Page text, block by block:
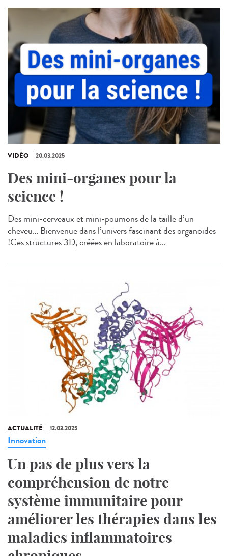
VIDÉO 20.03.2025
Des mini-organes pour la
science !
Des mini-cerveaux et mini-poumons de la taille d’un
cheveu… Bienvenue dans l’univers fascinant des organoïdes
!Ces structures 3D, créées en laboratoire à...
ACTUALITÉ 12.03.2025
Innovation
Un pas de plus vers la
compréhension de notre
système immunitaire pour
améliorer les thérapies dans les
maladies inflammatoires